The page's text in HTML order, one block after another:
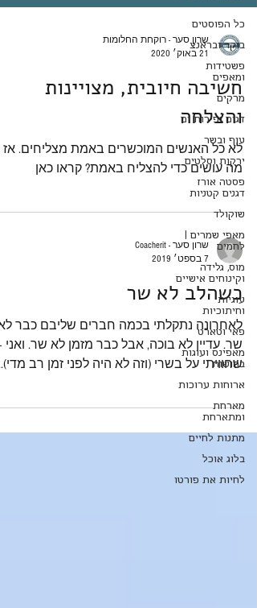
כל הפוסטים
בוקר ובראנצ
פשטידות
ומאפים
מרקים
דגים ופירות ים
עוף ובשר
ירקות וסלטים
פסטה אורז
דגנים קטניות
שוקולד
מאפי שמרים |
לחמים
מוס, גלידה
וקינוחים אישיים
עוגיות
וחיתוכיות
פאי וטארט
מאפינס ועוגות
בחושות
ארוחות ערוכות
מארחת
ומתארחת
מתנות לחיים
בלוג אוכל
לחיות את פורטו
שרון סער - רוקחת החלומות
21 באוק׳ 2020
חשיבה חיובית, מצויינות
והצלחה
לא כל האנשים המוכשרים באמת מצליחים. אז
מה עושים כדי להצליח באמת? קראו כאן
שרון סער - Coacherit
7 בספט׳ 2019
כשהלב לא שר
לאחרונה נתקלתי בכמה חברים שליבם כבר
שר. עדיין לא בוכה, אבל כבר מזמן לא
שחוויתי על בשרי (וזה לא היה לפני זמן רב